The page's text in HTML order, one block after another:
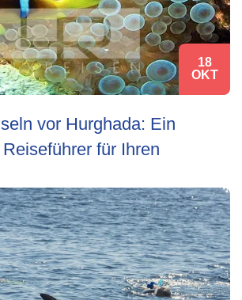
18
OKT
vor Hurghada: Ein
für Ihren